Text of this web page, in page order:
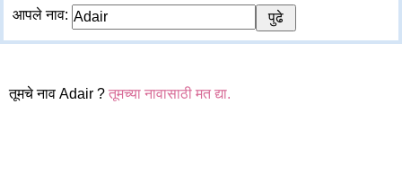
आपले नाव:
तूमचे नाव Adair ? तूमच्या नावासाठी मत द्या.